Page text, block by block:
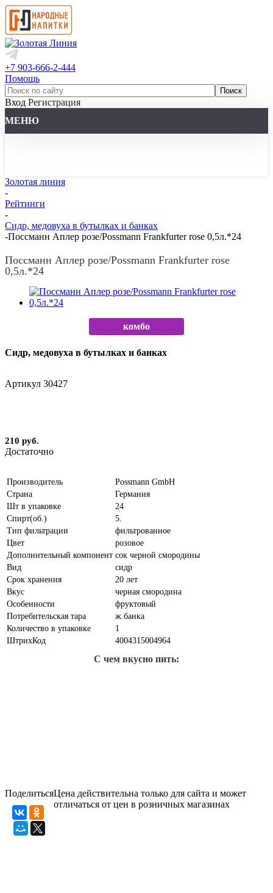
+7 903-666-2-444
Помощь
Вход Регистрация
МЕНЮ
Золотая линия
-
Рейтинги
-
Сидр, медовуха в бутылках и банках
-Поссманн Аплер розе/Possmann Frankfurter rose 0,5л.*24
Поссманн Аплер розе/Possmann Frankfurter rose
0,5л.*24
комбо
Сидр, медовуха в бутылках и банках
Артикул 30427
210 руб.
Достаточно
Производитель
Possmann GmbH
Страна
Германия
Шт в упаковке
24
Спирт(об.)
5.
Тип фильтрации
фильтрованное
Цвет
розовое
Дополнительный компонент сок черной смородины
Вид
сидр
Срок хранения
20 лет
Вкус
черная смородина
Особенности
фруктовый
Потребительская тара
ж.банка
Количество в упаковке
1
ШтрихКод
4004315004964
С чем вкусно пить:
ПоделитьсяЦена действительна только для сайта и может
отличаться от цен в розничных магазинах